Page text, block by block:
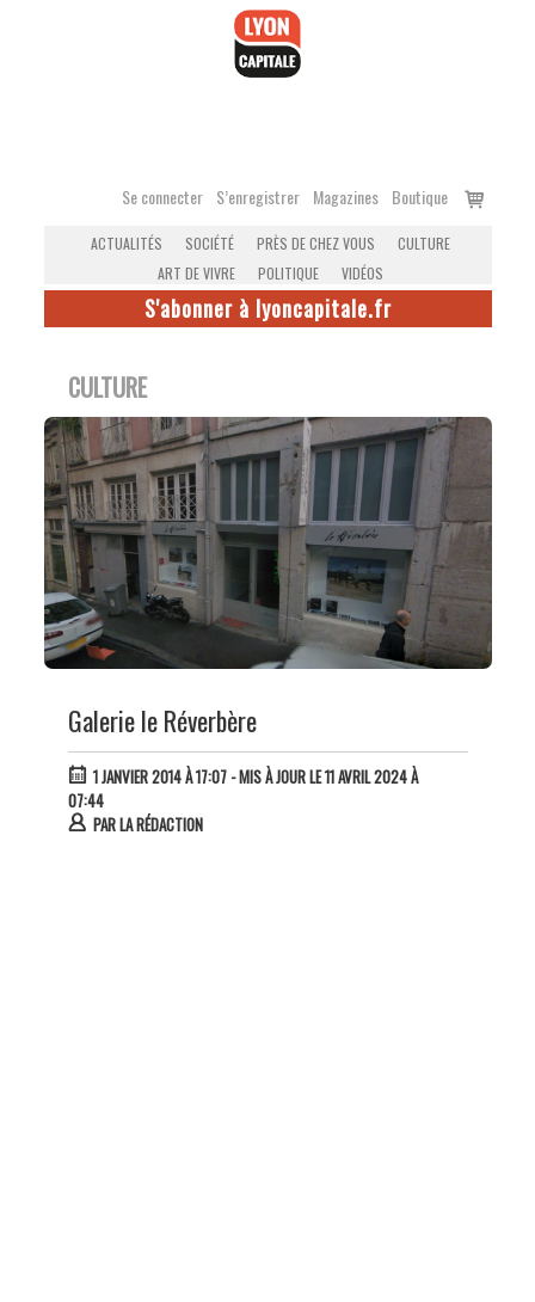
Se connecter S’enregistrer Magazines Boutique
Voir
ACTUALITÉS SOCIÉTÉ PRÈS DE CHEZ VOUS
CULTURE
ART DE VIVRE
POLITIQUE VIDÉOS
S'abonner à lyoncapitale.fr
CULTURE
Galerie le Réverbère
1 JANVIER 2014 À 17:07- MIS À JOUR LE 11 AVRIL 2024 À
07:44
PARLA RÉDACTION